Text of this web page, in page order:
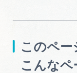
このペー
こんな